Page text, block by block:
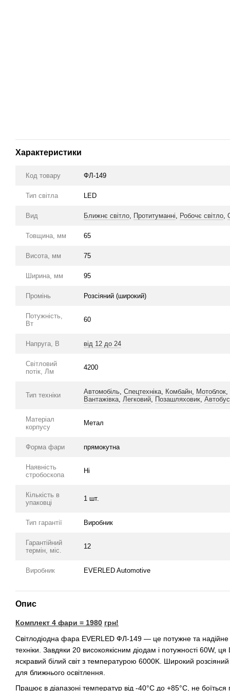
Характеристики
Код товару ФЛ-149
Тип світла LED
Вид Ближнє світло, Протитуманні, Робочє світло,
Товщина, мм 65
Висота, мм 75
Ширина, мм 95
Промінь Розсіяний (широкий)
Потужність,
Вт
60
Напруга, В від 12 до 24
Світловий
потік, Лм
4200
Тип техніки Автомобіль, Спецтехніка, Комбайн, Мотоблок,
Вантажівка, Легковий, Позашляховик, Автобус
Матеріал
корпусу
Метал
Форма фари прямокутна
Наявність
стробоскопа
Ні
Кількість в
упаковці
1 шт.
Тип гарантії Виробник
Гарантійний
термін, міс.
12
Виробник EVERLED Automotive
Опис
Комплект 4 фари = 1980 грн!
Світлодіодна фара EVERLED ФЛ-149 — це потужне та надійне
техніки. Завдяки 20 високоякісним діодам і потужності 60W,
яскравий білий світ з температурою 6000K. Широкий
для ближнього освітлення.
Працює в діапазоні температур від -40°C до +85°C, не